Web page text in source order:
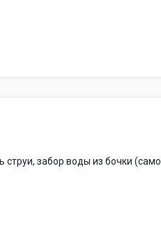
струи, забор воды из бочки